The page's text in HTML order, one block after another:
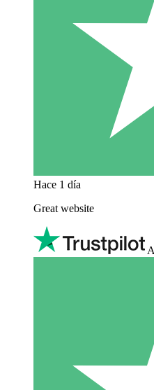
Hace 1 día
Great website